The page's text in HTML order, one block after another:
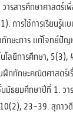
ารสารศึกษาศาสตร์
การใช้การเรียนรู้แ
กษะการ แก้โจทย์ปั
โลยีการศึกษา,
ทักษะคณิตศาสตร์เ
มัธยมศึกษาปีที่ 1. วา
23–39. สุภาว